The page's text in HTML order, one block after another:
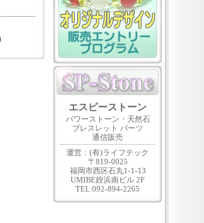
エスピーストーン
パワーストーン・天然石
ブレスレット パーツ
通信販売
運営：(有)ライフテック
〒819-0025
福岡市西区石丸1-1-13
UMIBE姪浜南ビル 2F
TEL:092-894-2265